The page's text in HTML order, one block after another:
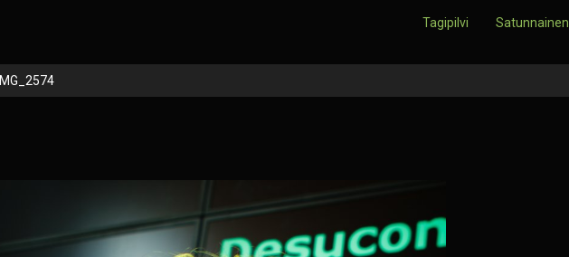
Tagipilvi Satunnainen
IMG_2574